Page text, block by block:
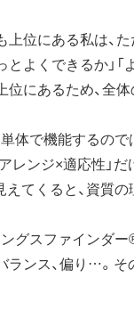
上位にある私は
とよくできるか」
位にあるため、全
体で機能するの
レンジ×適応性」
てくると、資質
ングスファインダ
ランス、偏り…。